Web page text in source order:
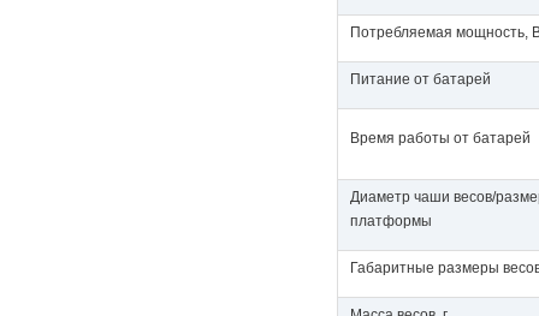
Потребляемая мощность,
Питание от батарей
Время работы от батарей
Диаметр чаши весов/
платформы
Габаритные размеры